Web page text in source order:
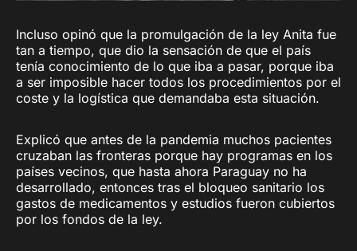
Incluso opinó que la promulgación de la ley Anita fue
tan a tiempo, que dio la sensación de que el país
tenía conocimiento de lo que iba a pasar, porque iba
a ser imposible hacer todos los procedimientos por el
coste y la logística que demandaba esta situación.
Explicó que antes de la pandemia muchos pacientes
cruzaban las fronteras porque hay programas en los
países vecinos, que hasta ahora Paraguay no ha
desarrollado, entonces tras el bloqueo sanitario los
gastos de medicamentos y estudios fueron cubiertos
por los fondos de la ley.